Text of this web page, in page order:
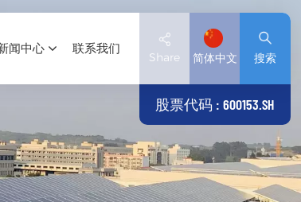
闻中心 联系我们
Share 简体中文
English
Deutsch
搜索
股票代码 : 600153.SH